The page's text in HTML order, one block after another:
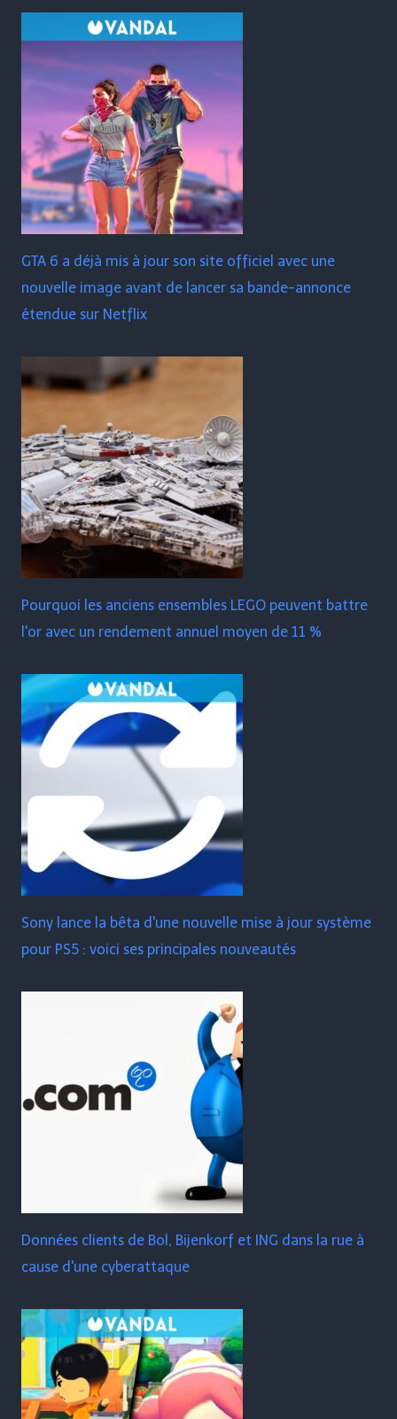
GTA 6 a déjà mis à jour son site officiel avec une
nouvelle image avant de lancer sa bande-annonce
étendue sur Netflix
Pourquoi les anciens ensembles LEGO peuvent battre
l'or avec un rendement annuel moyen de 11 %
Sony lance la bêta d'une nouvelle mise à jour système
pour PS5 : voici ses principales nouveautés
Données clients de Bol, Bijenkorf et ING dans la rue à
cause d'une cyberattaque